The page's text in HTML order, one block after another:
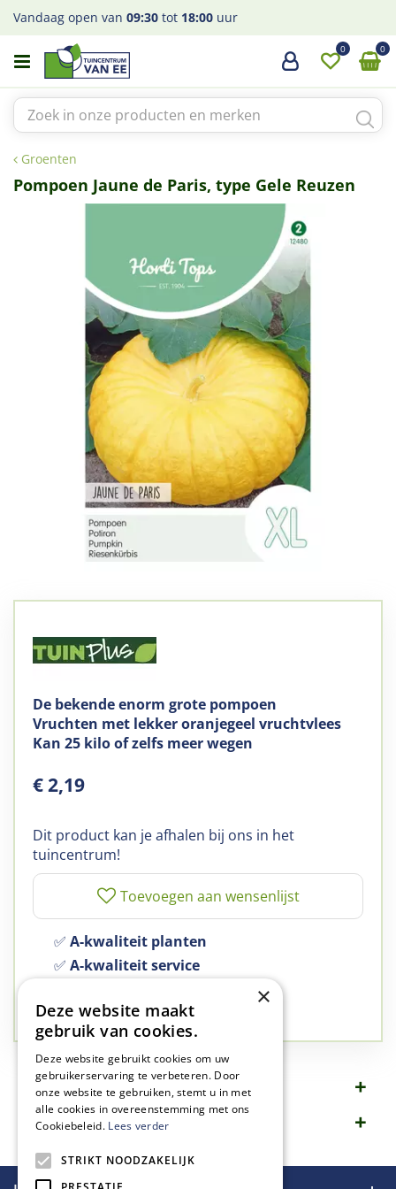
a
Groenten
Vandaag open van 09:30 tot 18:00 uur
Pompoen Jaune de Paris, type Gele Reuzen
De bekende enorm grote pompoen
Vruchten met lekker oranjegeel vruchtvlees
Kan 25 kilo of zelfs meer wegen
€2,19
Dit product kan je afhalen bij ons in het
tuincentrum!
✅ A-kwaliteit planten
✅ A-kwaliteit service
✅Groen, dat is wat we doen
Omschrijving
Specificaties
×
Deze website maakt
gebruik van cookies.
Deze website gebruikt cookies om uw
gebruikerservaring te verbeteren. Door
onze website te gebruiken, stemt u in met
alle cookies in overeenstemming met ons
Cookiebeleid. Lees verder
STRIKT NOODZAKELIJK